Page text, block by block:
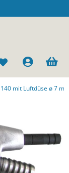
mit Luftdüse ø 7